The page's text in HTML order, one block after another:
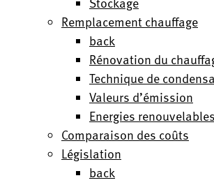
Remplacement chauffage
back
Rénovation du
Technique de
Valeurs d’émission
Energies renouvelables
Comparaison des coûts
Législation
back